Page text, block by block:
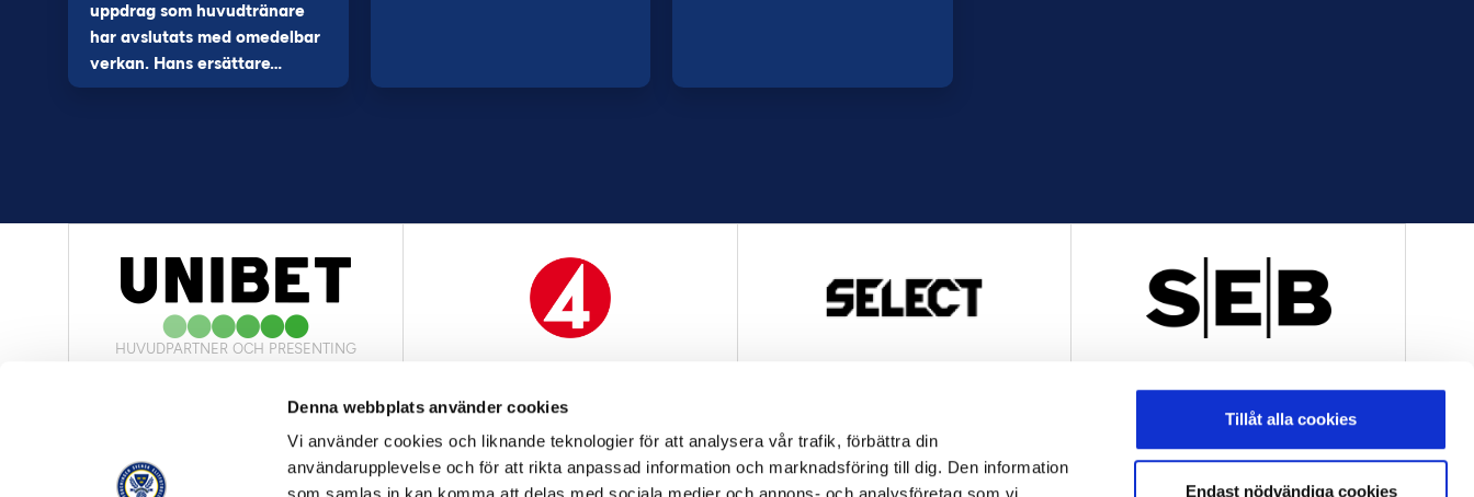
Denna webbplats använder cookies
Vi använder cookies och liknande teknologier för att analysera vår trafik, förbättra din
användarupplevelse och för att rikta anpassad information och marknadsföring till dig. Den information
Tillåt alla cookies
Endast nödvändiga cookies
uppdrag som huvudtränare
har avslutats med omedelbar
verkan. Hans ersättare…
HUVUDPARTNER OCH PRESENTING